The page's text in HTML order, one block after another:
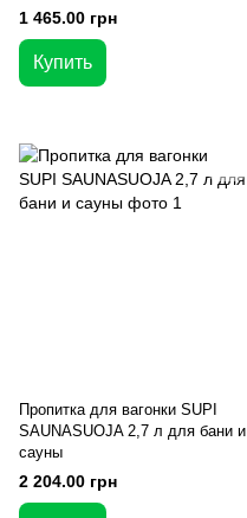
1 465.00 грн
Купить
Пропитка для вагонки SUPI
SAUNASUOJA 2,7 л для бани и
сауны
2 204.00 грн